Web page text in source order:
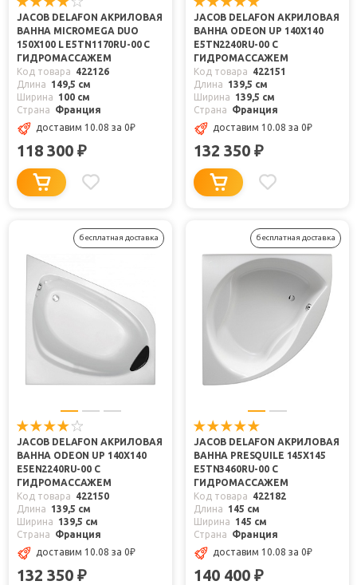
JACOB DELAFON АКРИЛОВАЯ
ВАННА MICROMEGA DUO
150X100 L E5TN1170RU-00 С
ГИДРОМАССАЖЕМ
Код товара
422126
Длина
149,5 см
Ширина
100 см
Страна
Франция
доставим 10.08 за 0₽
118 300 ₽
JACOB DELAFON АКРИЛОВАЯ
ВАННА ODEON UP 140X140
E5TN2240RU-00 С
ГИДРОМАССАЖЕМ
Код товара
422151
Длина
139,5 см
Ширина
139,5 см
Страна
Франция
доставим 10.08 за 0₽
132 350 ₽
бесплатная доставка
JACOB DELAFON АКРИЛОВАЯ
ВАННА ODEON UP 140X140
E5EN2240RU-00 С
ГИДРОМАССАЖЕМ
Код товара
422150
Длина
139,5 см
Ширина
139,5 см
Страна
Франция
доставим 10.08 за 0₽
132 350 ₽
бесплатная доставка
JACOB DELAFON АКРИЛОВАЯ
ВАННА PRESQUILE 145X145
E5TN3460RU-00 С
ГИДРОМАССАЖЕМ
Код товара
422182
Длина
145 см
Ширина
145 см
Страна
Франция
доставим 10.08 за 0₽
140 400 ₽